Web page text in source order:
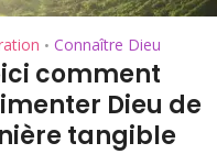
• Connaître Dieu
comment
Dieu de
tangible